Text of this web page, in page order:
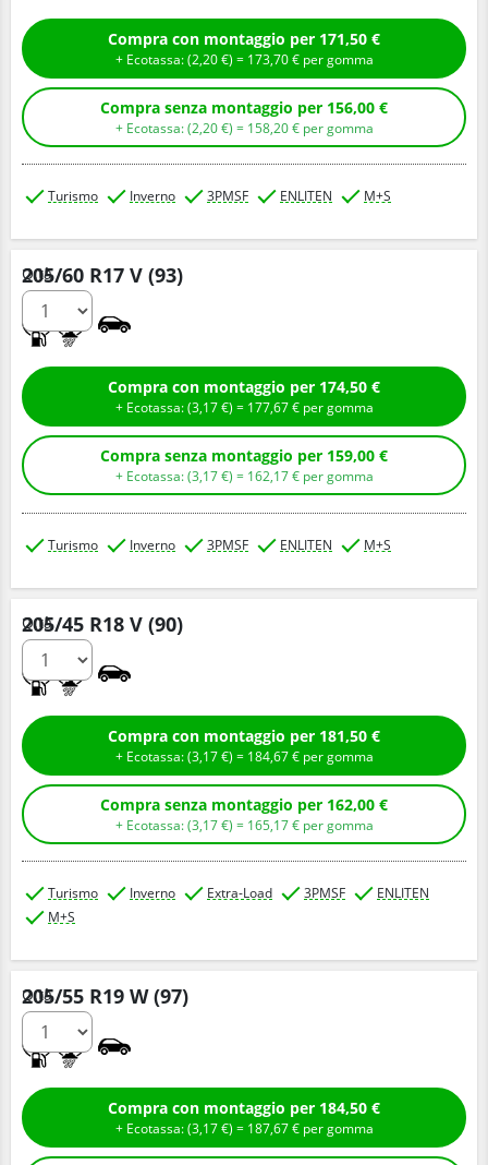
Compra con montaggio per 171,50 €
+ Ecotassa: (2,20€ ) = 173,70€ per gomma
Compra senza montaggio per 156,00 €
+ Ecotassa: (2,20€ ) = 158,20€ per gomma
Turismo Inverno 3PMSF ENLITEN M+S
205/60 R17 V (93)
Q.tà
Compra con montaggio per 174,50 €
+ Ecotassa: (3,17€ ) = 177,67€ per gomma
Compra senza montaggio per 159,00 €
+ Ecotassa: (3,17€ ) = 162,17€ per gomma
Turismo Inverno 3PMSF ENLITEN M+S
205/45 R18 V (90)
Q.tà
Compra con montaggio per 181,50 €
+ Ecotassa: (3,17€ ) = 184,67€ per gomma
Compra senza montaggio per 162,00 €
+ Ecotassa: (3,17€ ) = 165,17€ per gomma
Turismo Inverno Extra-Load 3PMSF
ENLITEN
M+S
205/55 R19 W (97)
Q.tà
Compra con montaggio per 184,50 €
+ Ecotassa: (3,17€ ) = 187,67€ per gomma